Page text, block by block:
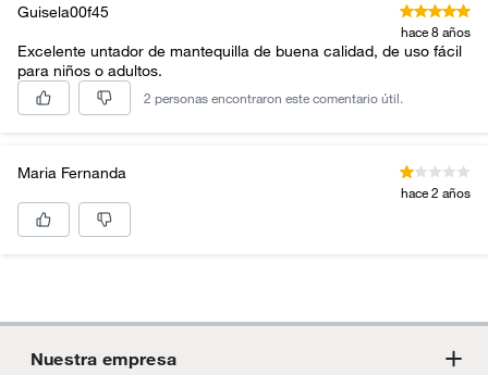
Guisela00f45
hace 8 años
Excelente untador de mantequilla de buena calidad, de uso fácil
para niños o adultos.
2 personas encontraron este comentario útil.
Maria Fernanda
hace 2 años
Nuestra empresa